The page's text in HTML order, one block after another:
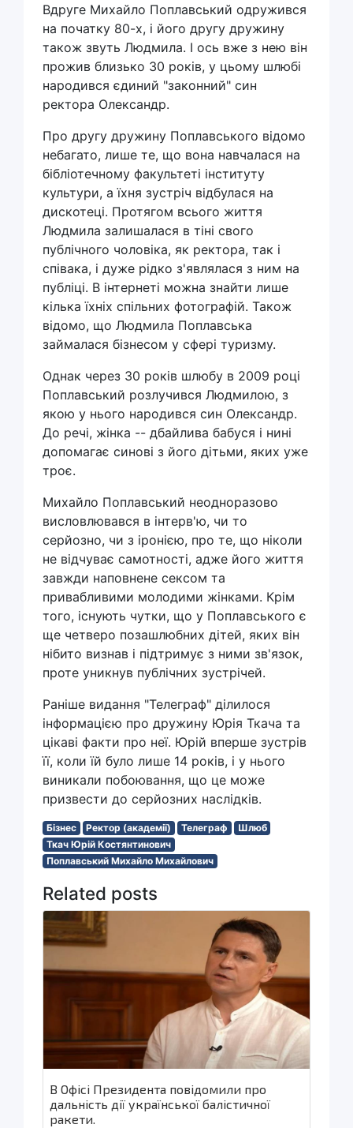
Вдруге Михайло Поплавський одружився
на початку 80-х, і його другу дружину
також звуть Людмила. І ось вже з нею він
прожив близько 30 років, у цьому шлюбі
народився єдиний "законний" син
ректора Олександр.
Про другу дружину Поплавського відомо
небагато, лише те, що вона навчалася на
бібліотечному факультеті інституту
культури, а їхня зустріч відбулася на
дискотеці. Протягом всього життя
Людмила залишалася в тіні свого
публічного чоловіка, як ректора, так і
співака, і дуже рідко з'являлася з ним на
публіці. В інтернеті можна знайти лише
кілька їхніх спільних фотографій. Також
відомо, що Людмила Поплавська
займалася бізнесом у сфері туризму.
Однак через 30 років шлюбу в 2009 році
Поплавський розлучився Людмилою, з
якою у нього народився син Олександр.
До речі, жінка -- дбайлива бабуся і нині
допомагає синові з його дітьми, яких уже
троє.
Михайло Поплавський неодноразово
висловлювався в інтерв'ю, чи то
серйозно, чи з іронією, про те, що ніколи
не відчуває самотності, адже його життя
завжди наповнене сексом та
привабливими молодими жінками. Крім
того, існують чутки, що у Поплавського є
ще четверо позашлюбних дітей, яких він
нібито визнав і підтримує з ними зв'язок,
проте уникнув публічних зустрічей.
Раніше видання "Телеграф" ділилося
інформацією про дружину Юрія Ткача та
цікаві факти про неї. Юрій вперше зустрів
її, коли їй було лише 14 років, і у нього
виникали побоювання, що це може
призвести до серйозних наслідків.
Бізнес Ректор (академії) Телеграф
Шлюб
Ткач Юрій Костянтинович
Поплавський Михайло Михайлович
Related posts
В Офісі Президента повідомили про
дальність дії української балістичної
ракети.